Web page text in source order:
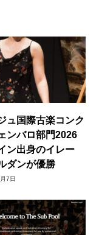
ュ国際古楽コンク
ンバロ部門2026
ン出身のイレー
ダンが優勝
7日